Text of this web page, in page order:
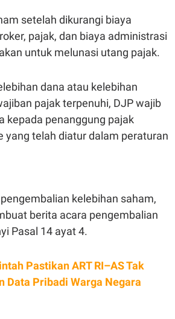
setelah dikurangi biaya
pajak, dan biaya administrasi
untuk melunasi utang pajak.
dana atau kelebihan
pajak terpenuhi, DJP wajib
kepada penanggung pajak
yang telah diatur dalam peraturan
kelebihan saham,
berita acara pengembalian
Pasal 14 ayat 4.
Pastikan ART RI–AS Tak
Data Pribadi Warga Negara